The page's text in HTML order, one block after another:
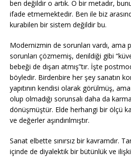
ben değildir o artık. O bir metadır,
ifade etmemektedir. Ben ile biz
kurabilen bir sistem değildir bu.
Modernizmin de sorunları vardı, ama
sorunları çözmemiş, denildiği gibi
bebeği de dışarı atmış”tır. İşte
böyledir. Birdenbire her şey sanatın
yapıtının kendisi olarak görülmüş,
olup olmadığı sorunsalı daha da
dönüşmüştür. Elde herhangi bir ölçü
ve değerler aşındırılmıştır.
Sanat elbette sınırsız bir kavramdır.
içinde de diyalektik bir bütünlük ve